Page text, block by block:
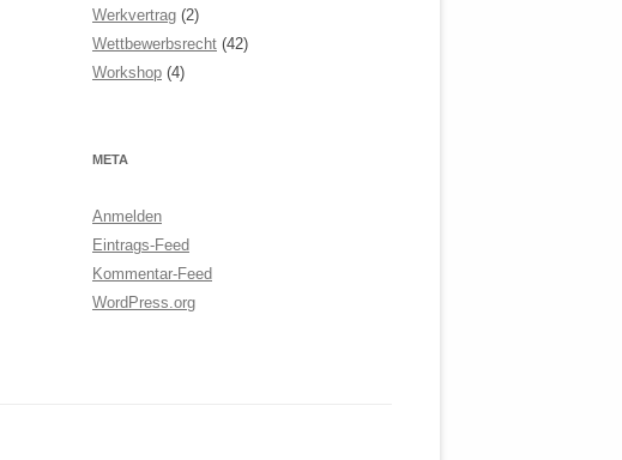
Werkvertrag (2)
Wettbewerbsrecht (42)
Workshop (4)
META
Anmelden
Eintrags-Feed
Kommentar-Feed
WordPress.org